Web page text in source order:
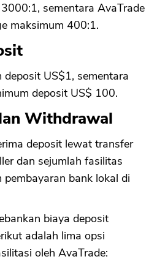
sementara AvaTrade
maksimum 400:1.
deposit US$1, sementara
deposit US$ 100.
Withdrawal
deposit lewat transfer
dan sejumlah fasilitas
bank lokal di
biaya deposit
adalah lima opsi
oleh AvaTrade: